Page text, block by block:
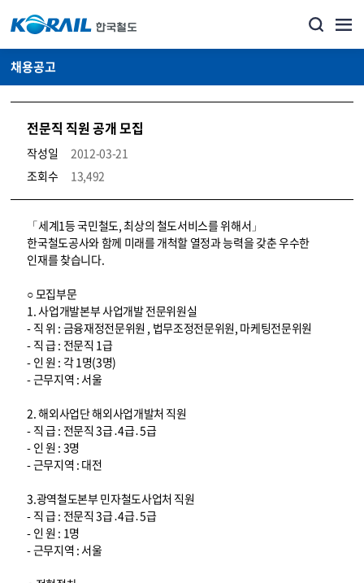
채용공고
전문직 직원 공개 모집
작성일
2012-03-21
조회수
13,492
코레일소개_경영공시_채용공고 상세보기 – 내용, 파일, 담당자 연락처로 구성
「세계1등 국민철도, 최상의 철도서비스를 위해서」
한국철도공사와 함께 미래를 개척할 열정과 능력을 갖춘 우수한
인재를 찾습니다.
○ 모집부문
1. 사업개발본부 사업개발 전문위원실
- 직 위 : 금융재정전문위원 , 법무조정전문위원, 마케팅전문위원
- 직 급 : 전문직 1급
- 인 원 : 각 1명(3명)
- 근무지역 : 서울
2. 해외사업단 해외사업개발처 직원
- 직 급 : 전문직 3급․4급․5급
- 인 원 : 3명
- 근무지역 : 대전
3.광역철도본부 민자철도사업처 직원
- 직 급 : 전문직 3급․4급․5급
- 인 원 : 1명
- 근무지역 : 서울